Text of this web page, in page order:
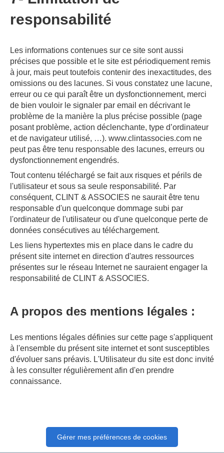
responsabilité
Les informations contenues sur ce site sont aussi
précises que possible et le site est périodiquement remis
à jour, mais peut toutefois contenir des inexactitudes, des
omissions ou des lacunes. Si vous constatez une lacune,
erreur ou ce qui paraît être un dysfonctionnement, merci
de bien vouloir le signaler par email en décrivant le
problème de la manière la plus précise possible (page
posant problème, action déclenchante, type d’ordinateur
et de navigateur utilisé, …). www.clintassocies.com ne
peut pas être tenu responsable des lacunes, erreurs ou
dysfonctionnement engendrés.
Tout contenu téléchargé se fait aux risques et périls de
l'utilisateur et sous sa seule responsabilité. Par
conséquent, CLINT & ASSOCIES ne saurait être tenu
responsable d'un quelconque dommage subi par
l'ordinateur de l'utilisateur ou d'une quelconque perte de
données consécutives au téléchargement.
Les liens hypertextes mis en place dans le cadre du
présent site internet en direction d'autres ressources
présentes sur le réseau Internet ne sauraient engager la
responsabilité de CLINT & ASSOCIES.
A propos des mentions légales :
Les mentions légales définies sur cette page s'appliquent
à l'ensemble du présent site internet et sont susceptibles
d'évoluer sans préavis. L'Utilisateur du site est donc invité
à les consulter régulièrement afin d'en prendre
connaissance.
Gérer mes préférences de cookies